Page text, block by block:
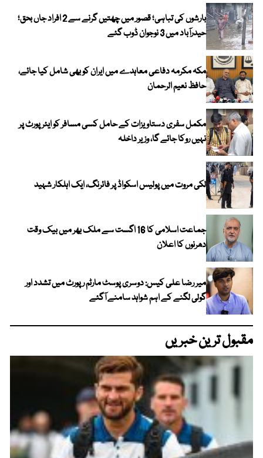
بارشوں کی تباہی؛ قصور میں چھتیں گرنے سے 2 افراد جاں بحق؛
حیدرآباد میں 3 نوجوان ڈوب گئے
مکہ مکرمہ دفاعی معاہدے میں ایران کو بھی شامل کیا جائے،
حافظ نعیم الرحمان
مکمل سفری دستاویزات کے حامل کسی مسافر کو ایئرپورٹ پر
نہیں روکا جائے گا، وزیر داخلہ
لکی مروت میں پولیس اسکواڈ پر فائرنگ، ایک اہلکار شہید
جماعت اسلامی کا 16 اگست سے ملک بھر میں بیک وقت
دھرنوں کا اعلان
میر رضا علی کیس: دوسری پوسٹ مارٹم رپورٹ میں تشدد اور
گولی لگنے کے اہم شواہد سامنے آگئے
مقبول ترین خبریں